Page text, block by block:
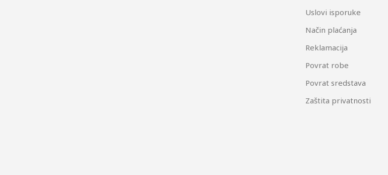
Uslovi isporuke
Način plaćanja
Reklamacija
Povrat robe
Povrat sredstava
Zaštita privatnosti